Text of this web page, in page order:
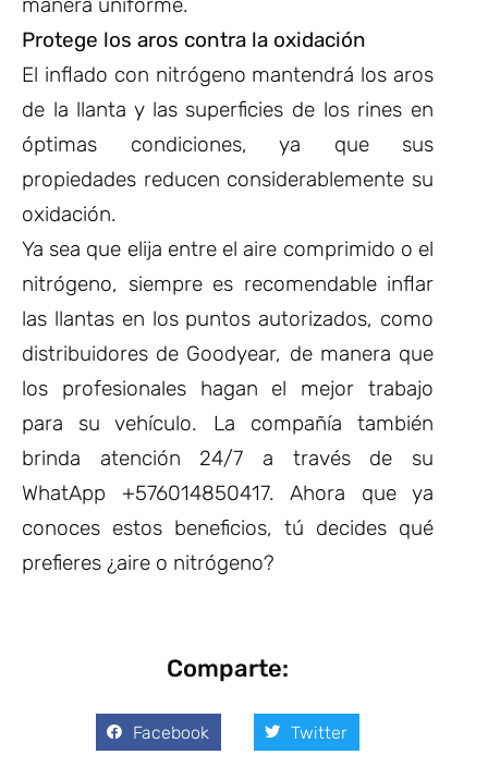
manera uniforme.
Protege los aros contra la oxidación
El inflado con nitrógeno mantendrá los aros
de la llanta y las superficies de los rines en
óptimas condiciones, ya que sus
propiedades reducen considerablemente su
oxidación.
Ya sea que elija entre el aire comprimido o el
nitrógeno, siempre es recomendable inflar
las llantas en los puntos autorizados, como
distribuidores de Goodyear, de manera que
los profesionales hagan el mejor trabajo
para su vehículo. La compañía también
brinda atención 24/7 a través de su
WhatApp +576014850417. Ahora que ya
conoces estos beneficios, tú decides qué
prefieres ¿aire o nitrógeno?
Comparte:
Facebook Twitter